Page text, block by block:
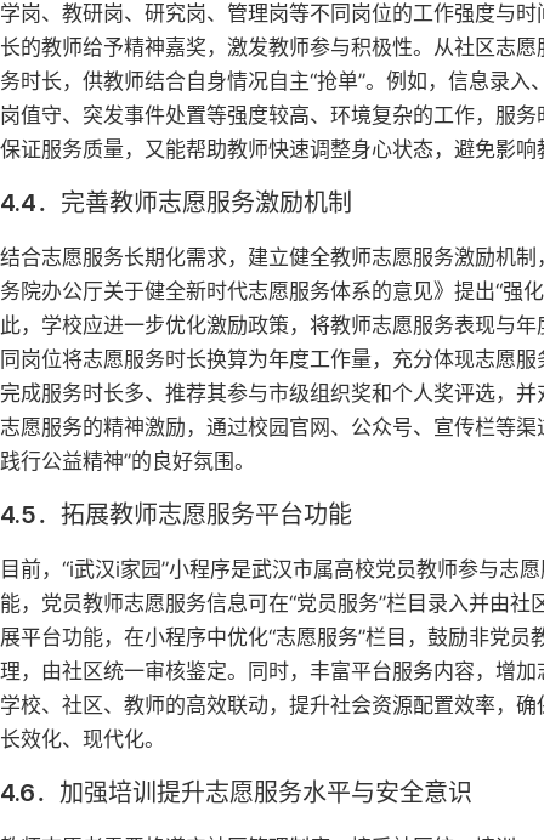
学岗、教研岗、研究岗、管理岗等不同岗位的工作强度与
长的教师给予精神嘉奖，激发教师参与积极性。从社区志
务时长，供教师结合自身情况自主“抢单”。例如，信息录
岗值守、突发事件处置等强度较高、环境复杂的工作，服
保证服务质量，又能帮助教师快速调整身心状态，避免影
4.4．完善教师志愿服务激励机制
结合志愿服务长期化需求，建立健全教师志愿服务激励机
务院办公厅关于健全新时代志愿服务体系的意见》提出“强
此，学校应进一步优化激励政策，将教师志愿服务表现与
同岗位将志愿服务时长换算为年度工作量，充分体现志愿
完成服务时长多、推荐其参与市级组织奖和个人奖评选，
志愿服务的精神激励，通过校园官网、公众号、宣传栏等
践行公益精神”的良好氛围。
4.5．拓展教师志愿服务平台功能
目前，“i武汉i家园”小程序是武汉市属高校党员教师参与志
能，党员教师志愿服务信息可在“党员服务”栏目录入并由
展平台功能，在小程序中优化“志愿服务”栏目，鼓励非党
理，由社区统一审核鉴定。同时，丰富平台服务内容，增
学校、社区、教师的高效联动，提升社会资源配置效率，
长效化、现代化。
4.6．加强培训提升志愿服务水平与安全意识